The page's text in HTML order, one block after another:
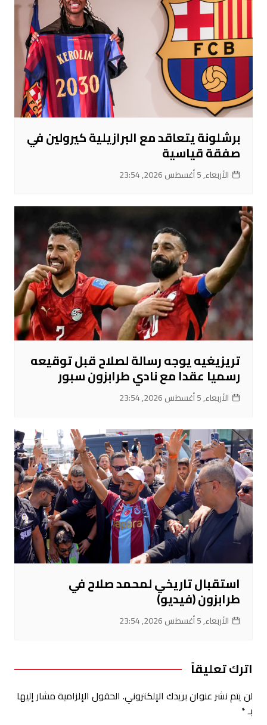
برشلونة يتعاقد مع البرازيلية كيرولين في
صفقة قياسية
الأربعاء, 5 أغسطس 2026, 23:54
تريزيغيه يوجه رسالة لصلاح قبل توقيعه
رسميا عقدا مع نادي طرابزون سبور
الأربعاء, 5 أغسطس 2026, 23:54
استقبال تاريخي لمحمد صلاح في
طرابزون (فيديو)
الأربعاء, 5 أغسطس 2026, 23:54
اترك تعليقاً
لن يتم نشر عنوان بريدك الإلكتروني. الحقول الإلزامية مشار إليها
بـ*